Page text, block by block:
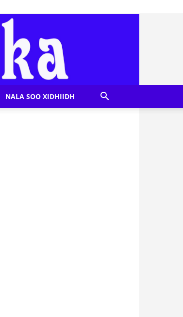
NALA SOO XIDHIIDH